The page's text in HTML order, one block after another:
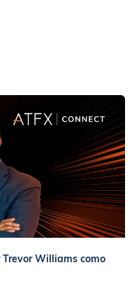
Trevor Williams como